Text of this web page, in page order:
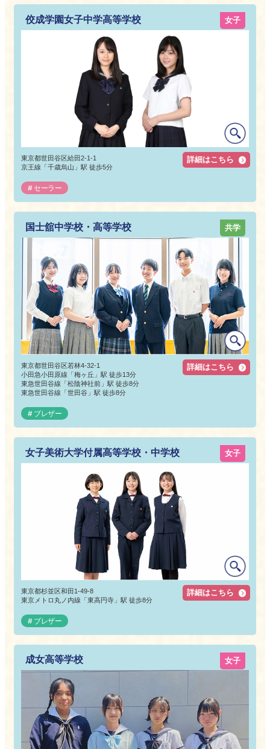
佼成学園女子中学高等学校
東京都世田谷区給田2-1-1
京王線「千歳烏山」駅 徒歩5分
セーラー
女子
詳細はこちら
国士舘中学校・高等学校
東京都世田谷区若林4-32-1
小田急小田原線「梅ヶ丘」駅 徒歩13分
東急世田谷線「松陰神社前」駅 徒歩8分
東急世田谷線「世田谷」駅 徒歩8分
ブレザー
共学
詳細はこちら
女子美術大学付属高等学校・中学校
東京都杉並区和田1-49-8
東京メトロ丸ノ内線「東高円寺」駅 徒歩8分
ブレザー
女子
詳細はこちら
成女高等学校 女子